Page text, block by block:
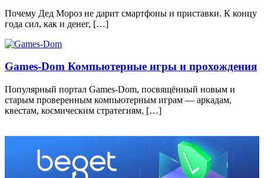
Почему Дед Мороз не дарит смартфоны и приставки. К концу
года сил, как и денег, […]
Games-Dom Компьютерные игры и прохождения
Популярный портал Games-Dom, посвящённый новым и
старым проверенным компьютерным играм — аркадам,
квестам, космическим стратегиям, […]